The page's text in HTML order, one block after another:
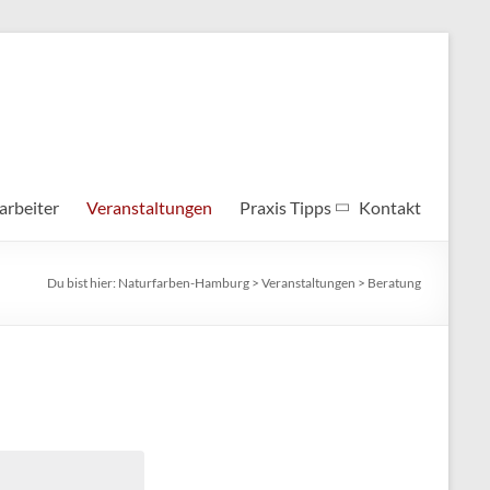
Veranstaltungen Praxis Tipps Kontakt
Du bist hier: Naturfarben-Hamburg > Veranstaltungen > Beratung